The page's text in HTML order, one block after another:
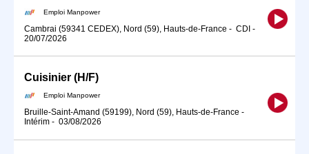
Emploi Manpower
Cambrai (59341 CEDEX), Nord (59), Hauts-de-France - CDI -
20/07/2026
Cuisinier (H/F)
Emploi Manpower
Bruille-Saint-Amand (59199), Nord (59), Hauts-de-France -
Intérim - 03/08/2026